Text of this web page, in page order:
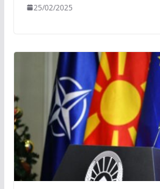
25/02/2025